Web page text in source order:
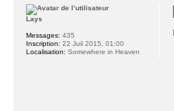
Lays
Messages: 435
Inscription: 22 Juil 2015, 01:00
Localisation: Somewhere in Heaven